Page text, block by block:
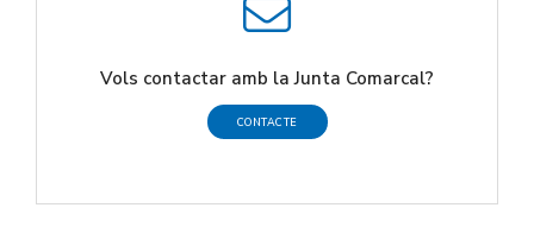
Vols contactar amb la Junta Comarcal?
CONTACTE